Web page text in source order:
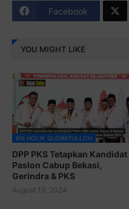
Facebook
YOU MIGHT LIKE
BN HOLIK QUDRATULLOH
DPP PKS Tetapkan Kandidat
Paslon Cabup Bekasi,
Gerindra & PKS
August 19, 2024